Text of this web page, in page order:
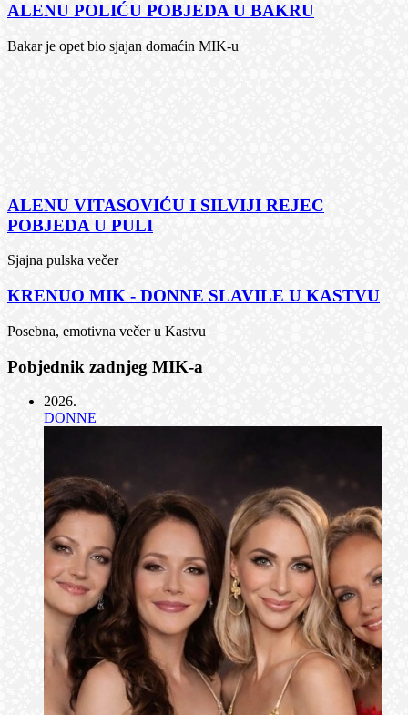
ALENU POLIĆU POBJEDA U BAKRU
Bakar je opet bio sjajan domaćin MIK-u
ALENU VITASOVIĆU I SILVIJI REJEC
POBJEDA U PULI
Sjajna pulska večer
KRENUO MIK - DONNE SLAVILE U KASTVU
Posebna, emotivna večer u Kastvu
Pobjednik zadnjeg MIK-a
2026.
DONNE